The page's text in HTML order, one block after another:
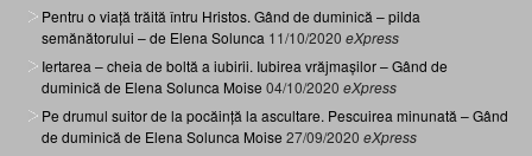
Pentru o viață trăită întru Hristos. Gând de duminică – pilda
semănătorului – de Elena Solunca 11/10/2020 eXpress
Iertarea – cheia de boltă a iubirii. Iubirea vrăjmașilor – Gând de
duminică de Elena Solunca Moise 04/10/2020 eXpress
Pe drumul suitor de la pocăință la ascultare. Pescuirea minunată – Gând
de duminică de Elena Solunca Moise 27/09/2020 eXpress